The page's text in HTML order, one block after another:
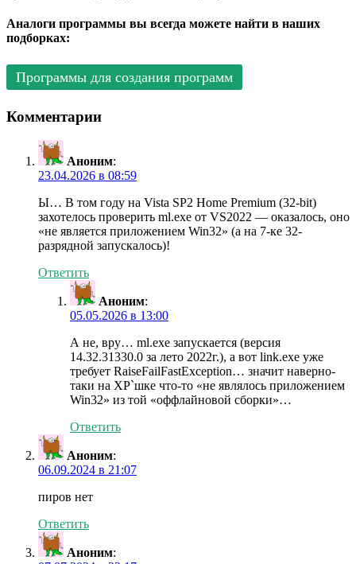
Аналоги программы вы всегда можете найти в наших
подборках:
Программы для создания программ
Комментарии
Аноним:
23.04.2026 в 08:59
Ы… В том году на Vista SP2 Home Premium (32-bit)
захотелось проверить ml.exe от VS2022 — оказалось, оно
«не является приложением Win32» (а на 7-ке 32-
разрядной запускалось)!
Ответить
Аноним:
05.05.2026 в 13:00
А не, вру… ml.exe запускается (версия
14.32.31330.0 за лето 2022г.), а вот link.exe уже
требует RaiseFailFastException… значит наверно-
таки на XP`шке что-то «не являлось приложением
Win32» из той «оффлайновой сборки»…
Ответить
Аноним:
06.09.2024 в 21:07
пиров нет
Ответить
Аноним: